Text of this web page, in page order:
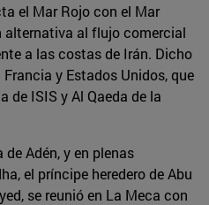
el Mar Rojo con el Mar
alternativa al flujo comercial
a las costas de Irán. Dicho
y Estados Unidos, que
de ISIS y Al Qaeda de la
Adén, y en plenas
el príncipe heredero de Abu
se reunió en La Meca con